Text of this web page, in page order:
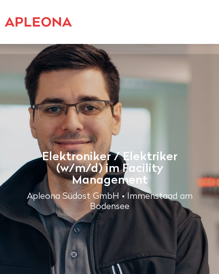
Elektroniker / Elektriker
(w/m/d) im Facility
Management
Apleona Südost GmbH • Immenstaad am
Bodensee